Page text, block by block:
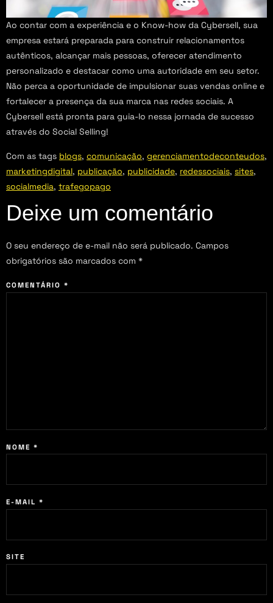
Ao contar com a experiência e o Know-how da Cybersell, sua
empresa estará preparada para construir relacionamentos
autênticos, alcançar mais pessoas, oferecer atendimento
personalizado e destacar como uma autoridade em seu setor.
Não perca a oportunidade de impulsionar suas vendas online e
fortalecer a presença da sua marca nas redes sociais. A
Cybersell está pronta para guia-lo nessa jornada de sucesso
através do Social Selling!
Com as tags blogs, comunicação, gerenciamentodeconteudos,
marketingdigital, publicação, publicidade, redessociais, sites,
socialmedia, trafegopago
Deixe um comentário
O seu endereço de e-mail não será publicado. Campos
obrigatórios são marcados com *
COMENTÁRIO *
NOME *
E-MAIL *
SITE